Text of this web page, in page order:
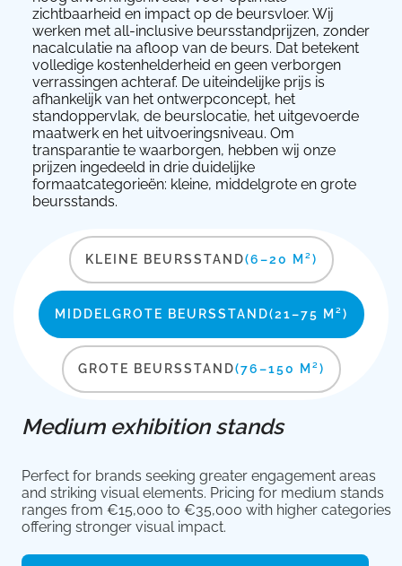
zichtbaarheid en impact op de beursvloer. Wij
werken met all-inclusive beursstandprijzen, zonder
nacalculatie na afloop van de beurs. Dat betekent
volledige kostenhelderheid en geen verborgen
verrassingen achteraf. De uiteindelijke prijs is
afhankelijk van het ontwerpconcept, het
standoppervlak, de beurslocatie, het uitgevoerde
maatwerk en het uitvoeringsniveau. Om
transparantie te waarborgen, hebben wij onze
prijzen ingedeeld in drie duidelijke
formaatcategorieën: kleine, middelgrote en grote
beursstands.
KLEINE BEURSSTAND(6–20 M²)
MIDDELGROTE BEURSSTAND(21–75 M²)
GROTE BEURSSTAND(76–150 M²)
Medium exhibition stands
Perfect for brands seeking greater engagement areas
and striking visual elements. Pricing for medium stands
ranges from €15,000 to €35,000 with higher categories
offering stronger visual impact.